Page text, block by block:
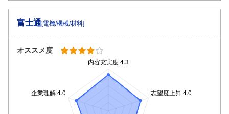
富士通[電機/機械/材料]
オススメ度